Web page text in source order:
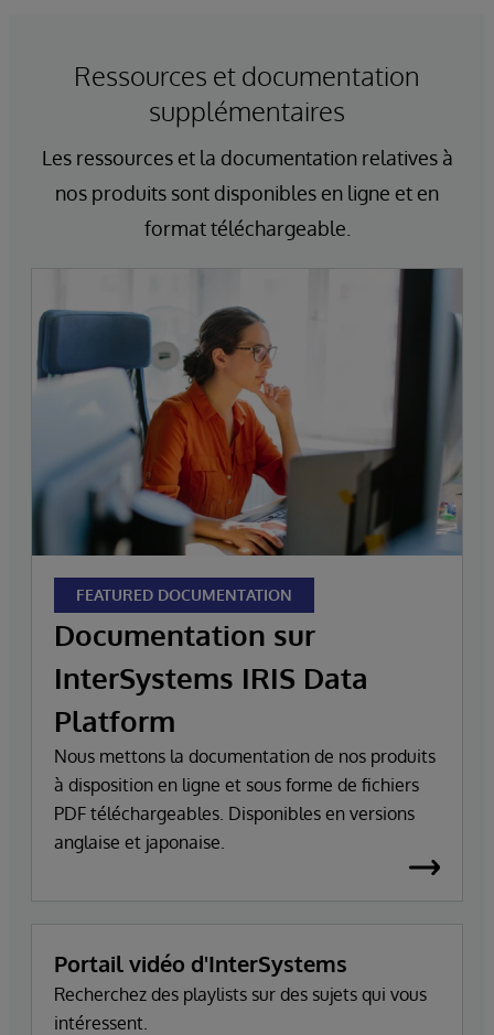
Ressources et documentation
supplémentaires
Les ressources et la documentation relatives à
nos produits sont disponibles en ligne et en
format téléchargeable.
FEATURED DOCUMENTATION
Documentation sur
InterSystems IRIS Data
Platform
Nous mettons la documentation de nos produits
à disposition en ligne et sous forme de fichiers
PDF téléchargeables. Disponibles en versions
anglaise et japonaise.
Portail vidéo d'InterSystems
Recherchez des playlists sur des sujets qui vous
intéressent.